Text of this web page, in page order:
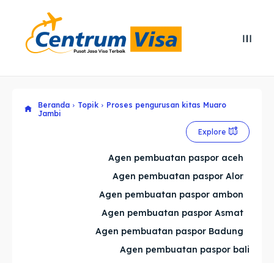
Explore our destinations
Explore our destinations
Beranda Topik
Proses pengurusan kitas Muaro
Jambi
Explore
Agen pembuatan paspor aceh
Agen pembuatan paspor Alor
Agen pembuatan paspor ambon
Agen pembuatan paspor Asmat
Agen pembuatan paspor Badung
Agen pembuatan paspor bali